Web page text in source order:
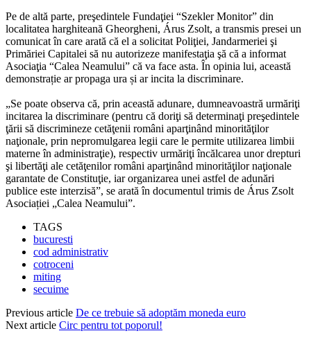
Pe de altă parte, preşedintele Fundaţiei “Szekler Monitor” din
localitatea harghiteană Gheorgheni, Árus Zsolt, a transmis presei un
comunicat în care arată că el a solicitat Poliţiei, Jandarmeriei şi
Primăriei Capitalei să nu autorizeze manifestaţia şă că a informat
Asociaţia “Calea Neamului” că va face asta. În opinia lui, această
demonstrație ar propaga ura și ar incita la discriminare.
„Se poate observa că, prin această adunare, dumneavoastră urmăriţi
incitarea la discriminare (pentru că doriţi să determinaţi preşedintele
ţării să discrimineze cetăţenii români aparţinând minorităţilor
naţionale, prin nepromulgarea legii care le permite utilizarea limbii
materne în administraţie), respectiv urmăriţi încălcarea unor drepturi
şi libertăţi ale cetăţenilor români aparţinând minorităţilor naţionale
garantate de Constituţie, iar organizarea unei astfel de adunări
publice este interzisă”, se arată în documentul trimis de Árus Zsolt
Asociației „Calea Neamului”.
TAGS
bucuresti
cod administrativ
cotroceni
miting
secuime
Previous article De ce trebuie să adoptăm moneda euro
Next article Circ pentru tot poporul!